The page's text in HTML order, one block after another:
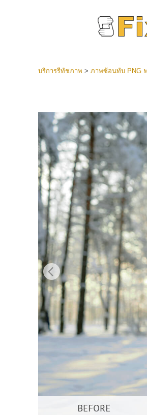
บริการรีทัชภาพ > ภาพซ้อนทับ PNG